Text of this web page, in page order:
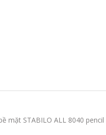
mặt STABILO ALL 8040 pencil